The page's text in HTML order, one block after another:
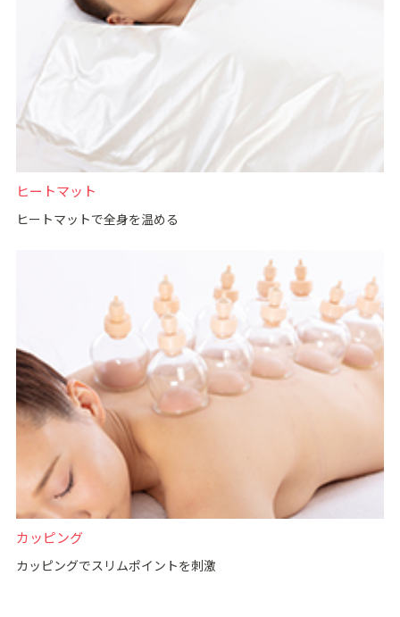
ヒートマット
ヒートマットで全⾝を温める
カッピング
カッピングでスリムポイントを刺激